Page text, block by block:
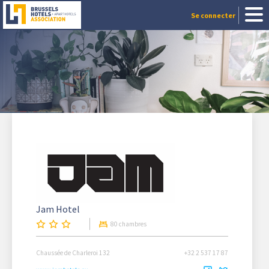
Se connecter
Jam Hotel
80 chambres
Chaussée de Charleroi 132 +32 2 537 17 87